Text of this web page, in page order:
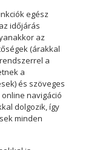
egész
időjárás
az
(árakkal
a
a
és szöveges
navigáció
dolgozik, így
minden